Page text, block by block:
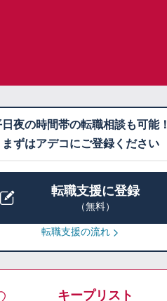
夜の時間帯の転職相談も可能！
まずはアデコにご登録ください
転職支援に登録
（無料）
転職支援の流れ
キープリスト